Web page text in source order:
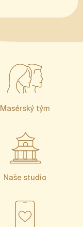
Masérský tým
Naše studio